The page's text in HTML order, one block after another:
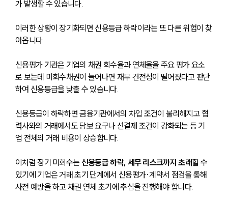
가 발생할 수 있습니다.
이러한 상황이 장기화되면 신용등급 하락이라는 또 다른 위험이 찾
아옵니다.
신용평가 기관은 기업의 채권 회수율과 연체율을 주요 평가 요소
로 보는데 미회수채권이 늘어나면 재무 건전성이 떨어졌다고 판단
하여 신용등급을 낮출 수 있습니다.
신용등급이 하락하면 금융기관에서의 차입 조건이 불리해지고 협
력사와의 거래에서도 담보 요구나 선결제 조건이 강화되는 등 기
업 전체의 거래 비용이 상승합니다.
이처럼 장기 미회수는 신용등급 하락, 세무 리스크까지 초래할 수
있기에 기업은 거래 초기 단계에서 신용평가·계약서 점검을 통해
사전 예방을 하고 채권 연체 초기에 추심을 진행해야 합니다.